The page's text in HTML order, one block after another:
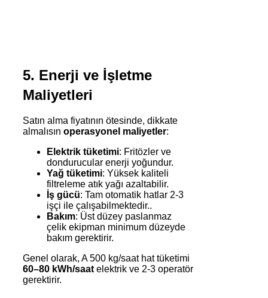
5. Enerji ve İşletme
Maliyetleri
Satın alma fiyatının ötesinde, dikkate
almalısın operasyonel maliyetler:
Elektrik tüketimi: Fritözler ve
dondurucular enerji yoğundur.
Yağ tüketimi: Yüksek kaliteli
filtreleme atık yağı azaltabilir.
İş gücü: Tam otomatik hatlar 2-3
işçi ile çalışabilmektedir..
Bakım: Üst düzey paslanmaz
çelik ekipman minimum düzeyde
bakım gerektirir.
Genel olarak, A 500 kg/saat hat tüketimi
60–80 kWh/saat elektrik ve 2-3 operatör
gerektirir.